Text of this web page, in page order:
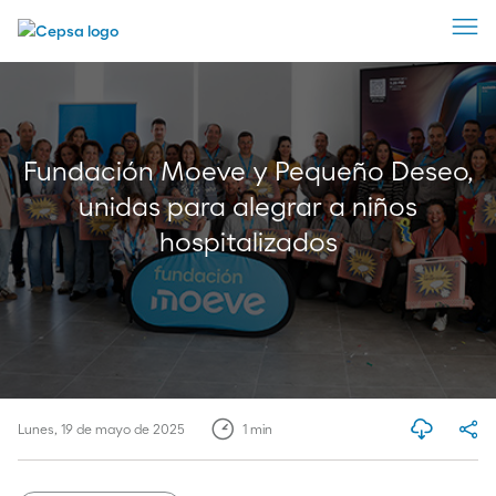
Fundación Moeve y Pequeño Deseo,
unidas para alegrar a niños
hospitalizados
Lunes, 19 de mayo de 2025 1 min